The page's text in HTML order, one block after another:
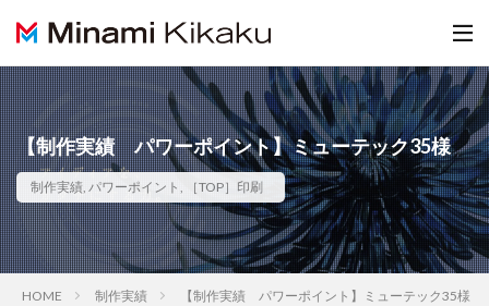
【制作実績 パワーポイント】ミューテック35様
制作実績, パワーポイント , ［TOP］印刷
HOME 制作実績 【制作実績 パワーポイント】ミューテック35様